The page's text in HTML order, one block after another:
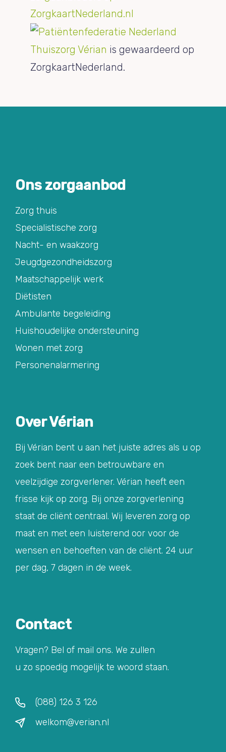
Thuiszorg Vérian is gewaardeerd op
ZorgkaartNederland.
Ons zorgaanbod
Zorg thuis
Specialistische zorg
Nacht- en waakzorg
Jeugdgezondheidszorg
Maatschappelijk werk
Diëtisten
Ambulante begeleiding
Huishoudelijke ondersteuning
Wonen met zorg
Personenalarmering
Over Vérian
Bij Vérian bent u aan het juiste adres als u op
zoek bent naar een betrouwbare en
veelzijdige zorgverlener. Vérian heeft een
frisse kijk op zorg. Bij onze zorgverlening
staat de cliënt centraal. Wij leveren zorg op
maat en met een luisterend oor voor de
wensen en behoeften van de cliënt. 24 uur
per dag, 7 dagen in de week.
Contact
Vragen? Bel of mail ons. We zullen
u zo spoedig mogelijk te woord staan.
(088) 126 3 126
welkom@verian.nl